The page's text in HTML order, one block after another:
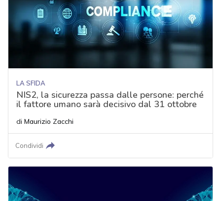
LA SFIDA
NIS2, la sicurezza passa dalle persone: perché
il fattore umano sarà decisivo dal 31 ottobre
di Maurizio Zacchi
Condividi